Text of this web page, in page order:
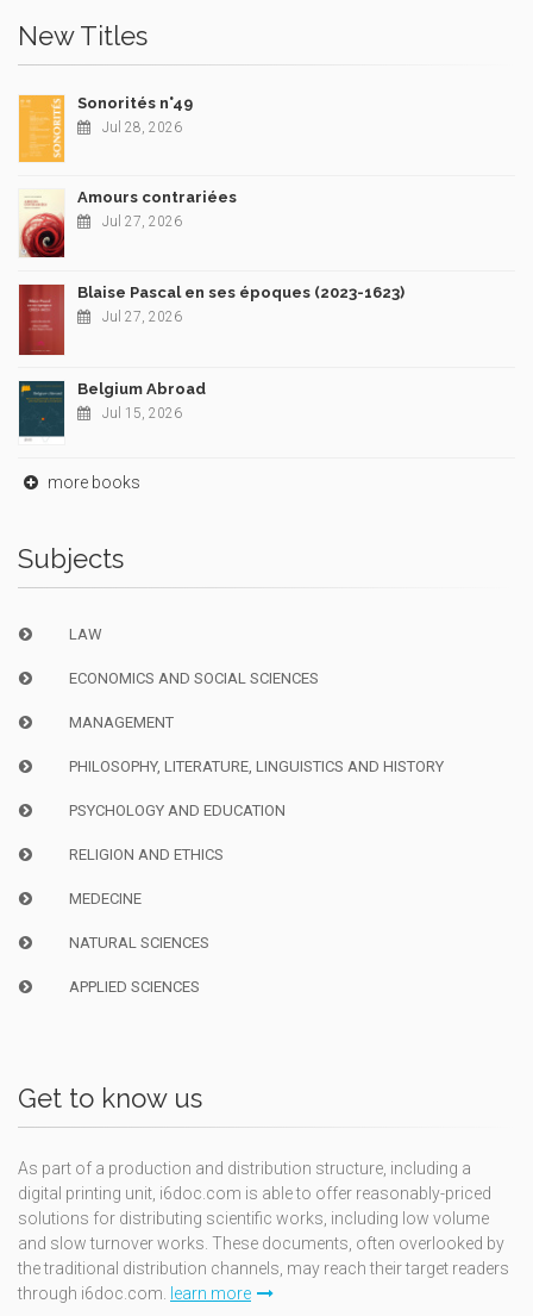
New Titles
Sonorités n°49
Jul 28, 2026
Amours contrariées
Jul 27, 2026
Blaise Pascal en ses époques (2023-1623)
Jul 27, 2026
Belgium Abroad
Jul 15, 2026
more books
Subjects
LAW
ECONOMICS AND SOCIAL SCIENCES
MANAGEMENT
PHILOSOPHY, LITERATURE, LINGUISTICS AND HISTORY
PSYCHOLOGY AND EDUCATION
RELIGION AND ETHICS
MEDECINE
NATURAL SCIENCES
APPLIED SCIENCES
Get to know us
As part of a production and distribution structure, including a
digital printing unit, i6doc.com is able to offer reasonably-priced
solutions for distributing scientific works, including low volume
and slow turnover works. These documents, often overlooked by
the traditional distribution channels, may reach their target readers
through i6doc.com. learn more